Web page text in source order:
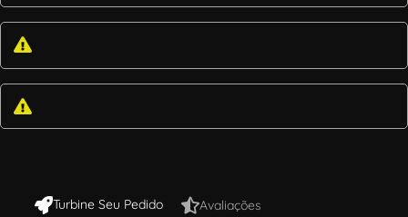
Turbine Seu Pedido Avaliações